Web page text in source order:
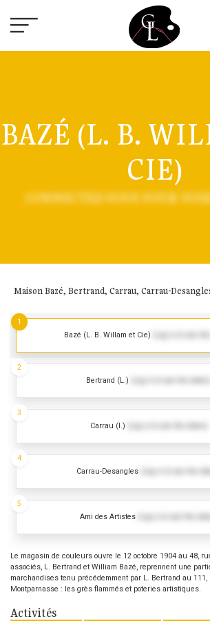
BAZÉ (L. B.
CIE)
CONNECTEZ-VOUS POUR
Maison Bazé, Bertrand, Carrau, Carrau-
Bazé (L. B. Willam et Cie)
1
Bertrand (L.)
2
Carrau (I.)
3
Carrau-Desangles
4
Ami des Artistes
5
Le magasin de couleurs ouvre le 12 octobre 1904 au 48,
associés, L. Bertrand et William Bazé, reprennent une
marchandises tenu précédemment par L. Bertrand au 111,
Montparnasse : les grès flammés et poteries artistiques.
Activités